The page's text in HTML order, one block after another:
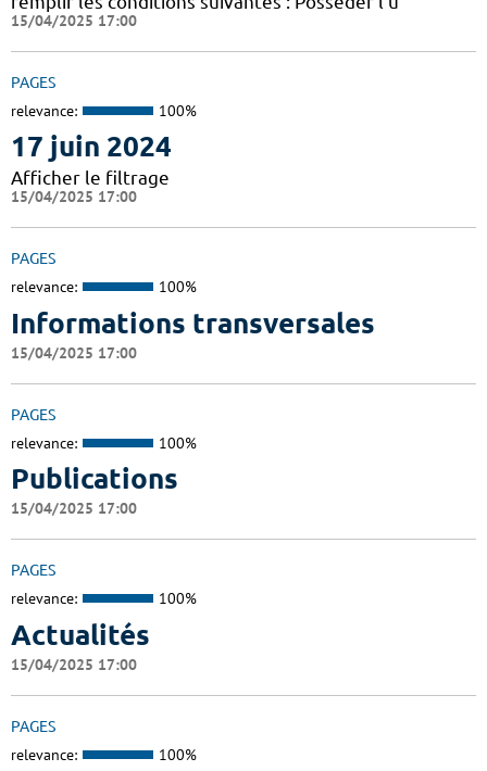
15/04/2025 17:00
PAGES
relevance: 100%
17 juin 2024
Afficher le filtrage
15/04/2025 17:00
PAGES
relevance: 100%
Informations transversales
15/04/2025 17:00
PAGES
relevance: 100%
Publications
15/04/2025 17:00
PAGES
relevance: 100%
Actualités
15/04/2025 17:00
PAGES
relevance: 100%